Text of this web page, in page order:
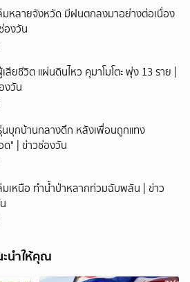
หลายจังหวัด มีฝนตกลงมาอย่างต่อเนื่อง
องวัน
สียชีวิต แผ่นดินไหว คุมาโมโตะ พุ่ง 13 ราย |
งวัน
นบุกบ้านกลางดึก หลังเพื่อนถูกแทง
ด" | ข่าวช่องวัน
เหนือ ทำน้ำป่าหลากท่วมฉับพลัน | ข่าว
นำให้คุณ